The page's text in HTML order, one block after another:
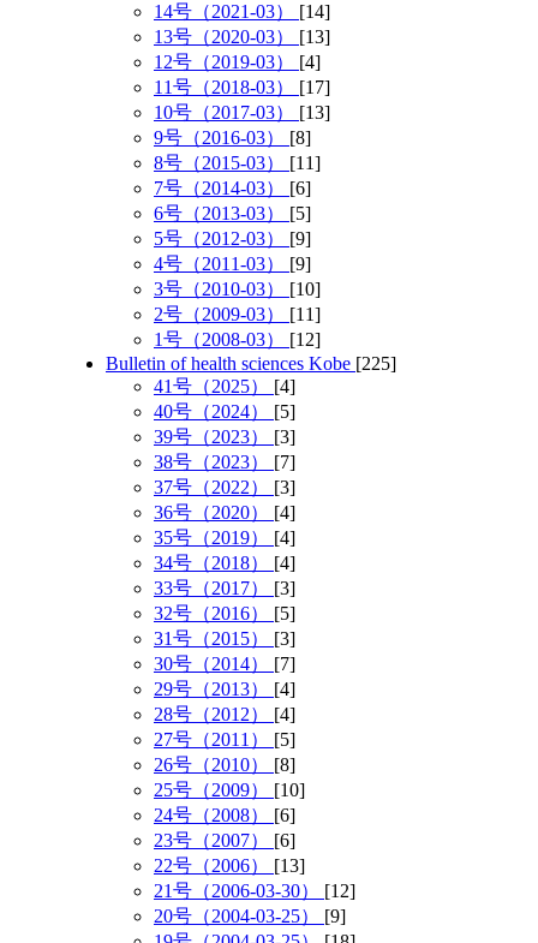
14号（2021-03） [14]
13号（2020-03） [13]
12号（2019-03） [4]
11号（2018-03） [17]
10号（2017-03） [13]
9号（2016-03） [8]
8号（2015-03） [11]
7号（2014-03） [6]
6号（2013-03） [5]
5号（2012-03） [9]
4号（2011-03） [9]
3号（2010-03） [10]
2号（2009-03） [11]
1号（2008-03） [12]
Bulletin of health sciences Kobe [225]
41号（2025） [4]
40号（2024） [5]
39号（2023） [3]
38号（2023） [7]
37号（2022） [3]
36号（2020） [4]
35号（2019） [4]
34号（2018） [4]
33号（2017） [3]
32号（2016） [5]
31号（2015） [3]
30号（2014） [7]
29号（2013） [4]
28号（2012） [4]
27号（2011） [5]
26号（2010） [8]
25号（2009） [10]
24号（2008） [6]
23号（2007） [6]
22号（2006） [13]
21号（2006-03-30） [12]
20号（2004-03-25） [9]